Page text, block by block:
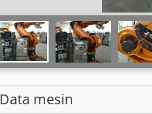
Data mesin